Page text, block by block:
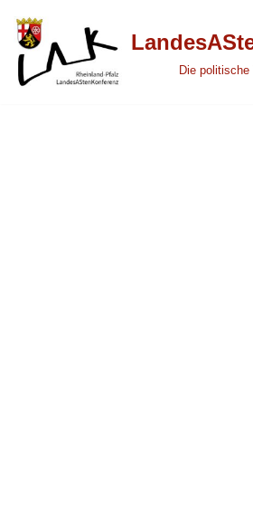
Zum
Inhalt
Die politische